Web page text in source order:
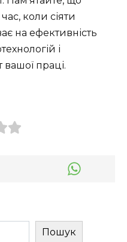
коли сіяти
на ефективність
і
вашої праці.
Пошук